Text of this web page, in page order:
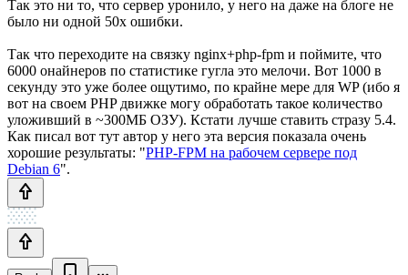
Так это ни то, что сервер уронило, у него на даже на блоге не
было ни одной 50х ошибки.
Так что переходите на связку nginx+php-fpm и поймите, что
6000 онайнеров по статистике гугла это мелочи. Вот 1000 в
секунду это уже более ощутимо, по крайне мере для WP (ибо я
вот на своем PHP движке могу обработать такое количество
уложивший в ~300МБ ОЗУ). Кстати лучше ставить стразу 5.4.
Как писал вот тут автор у него эта версия показала очень
хорошие результаты: "PHP-FPM на рабочем сервере под
Debian 6".